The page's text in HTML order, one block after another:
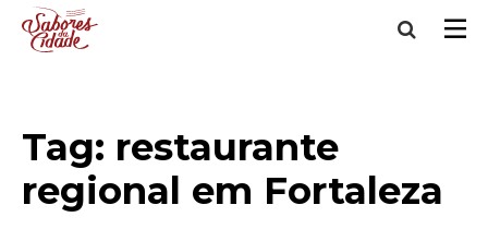
Tag: restaurante
regional em Fortaleza